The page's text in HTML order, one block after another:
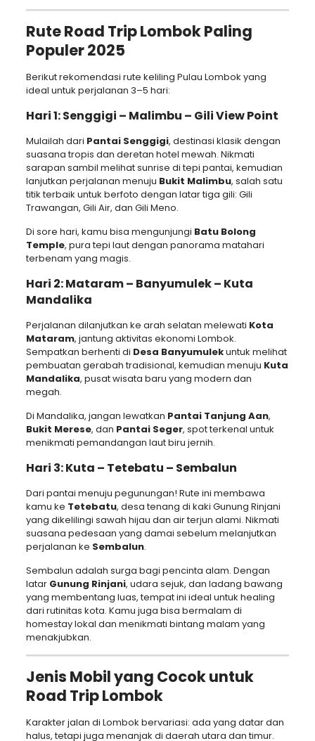
Rute Road Trip Lombok Paling
Populer 2025
Berikut rekomendasi rute keliling Pulau Lombok yang
ideal untuk perjalanan 3–5 hari:
Hari 1: Senggigi – Malimbu – Gili View Point
Mulailah dari Pantai Senggigi, destinasi klasik dengan
suasana tropis dan deretan hotel mewah. Nikmati
sarapan sambil melihat sunrise di tepi pantai, kemudian
lanjutkan perjalanan menuju Bukit Malimbu, salah satu
titik terbaik untuk berfoto dengan latar tiga gili: Gili
Trawangan, Gili Air, dan Gili Meno.
Di sore hari, kamu bisa mengunjungi Batu Bolong
Temple, pura tepi laut dengan panorama matahari
terbenam yang magis.
Hari 2: Mataram – Banyumulek – Kuta
Mandalika
Perjalanan dilanjutkan ke arah selatan melewati Kota
Mataram, jantung aktivitas ekonomi Lombok.
Sempatkan berhenti di Desa Banyumulekuntuk melihat
pembuatan gerabah tradisional, kemudian menuju Kuta
Mandalika, pusat wisata baru yang modern dan
megah.
Di Mandalika, jangan lewatkan Pantai Tanjung Aan,
Bukit Merese, dan Pantai Seger, spot terkenal untuk
menikmati pemandangan laut biru jernih.
Hari 3: Kuta – Tetebatu – Sembalun
Dari pantai menuju pegunungan! Rute ini membawa
kamu ke Tetebatu, desa tenang di kaki Gunung Rinjani
yang dikelilingi sawah hijau dan air terjun alami. Nikmati
suasana pedesaan yang damai sebelum melanjutkan
perjalanan ke Sembalun.
Sembalun adalah surga bagi pencinta alam. Dengan
latar Gunung Rinjani, udara sejuk, dan ladang bawang
yang membentang luas, tempat ini ideal untuk healing
dari rutinitas kota. Kamu juga bisa bermalam di
homestay lokal dan menikmati bintang malam yang
menakjubkan.
Jenis Mobil yang Cocok untuk
Road Trip Lombok
Karakter jalan di Lombok bervariasi: ada yang datar dan
halus, tetapi juga menanjak di daerah utara dan timur.